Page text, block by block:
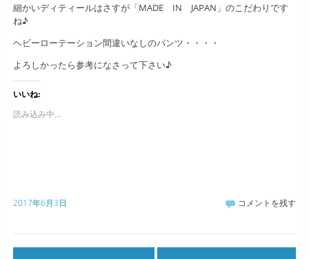
細かいディティールはさすが「MADE IN JAPAN」のこだわりです
ね♪
ヘビーローテーション間違いなしのパンツ・・・・
よろしかったら参考になさって下さい♪
いいね:
読み込み中...
2017年6月3日 コメントを残す